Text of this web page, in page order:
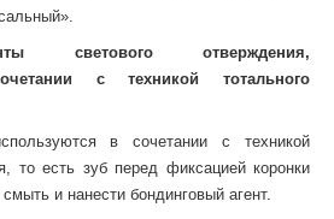
светового отверждения,
с техникой тотального
в сочетании с техникой
то есть зуб перед фиксацией коронки
и нанести бондинговый агент.